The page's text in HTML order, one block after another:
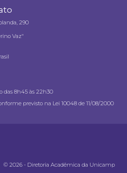
290
Vaz"
das 8h45 às 22h30
previsto na Lei 10048 de 11/08/2000
© 2026 - Diretoria Acadêmica da Unicamp